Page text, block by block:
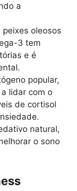
a
oleosos
3 tem
e é
popular,
lidar com o
de cortisol
natural,
o sono